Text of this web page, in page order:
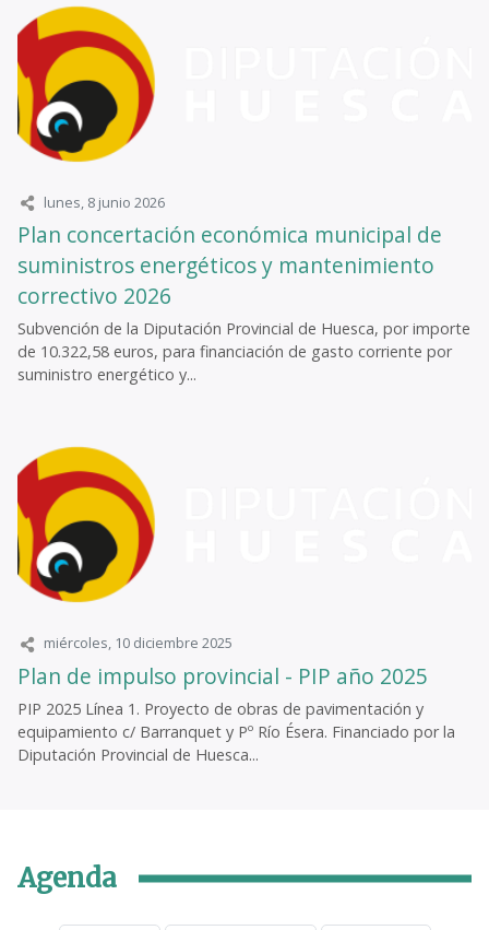
lunes, 8 junio 2026
Plan concertación económica municipal de
suministros energéticos y mantenimiento
correctivo 2026
Subvención de la Diputación Provincial de Huesca, por importe
de 10.322,58 euros, para financiación de gasto corriente por
suministro energético y...
miércoles, 10 diciembre 2025
Plan de impulso provincial - PIP año 2025
PIP 2025 Línea 1. Proyecto de obras de pavimentación y
equipamiento c/ Barranquet y Pº Río Ésera. Financiado por la
Diputación Provincial de Huesca...
Agenda